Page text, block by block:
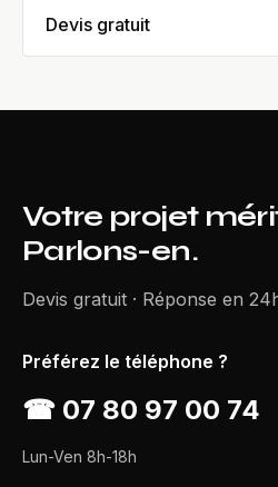
Devis gratuit
Votre projet
Parlons-en.
Devis gratuit · Réponse en
Préférez le téléphone ?
☎ 07 80 97 00 74
Lun-Ven 8h-18h